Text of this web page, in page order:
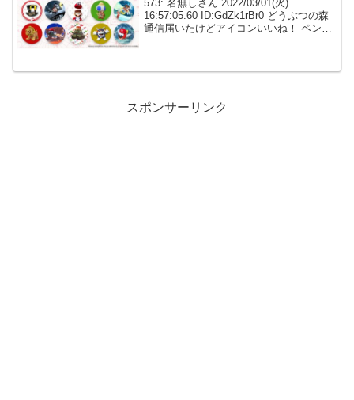
573: 名無しさん 2022/03/01(火)
16:57:05.60 ID:GdZk1rBr0 どうぶつの森
通信届いたけどアイコンいいね！ ペンタ
スポンサーリンク